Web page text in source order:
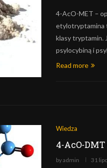
4-AcO-MET –
etylotryptamina
klasy tryptamin.
psylocybiną i
Read more
Wiedza
4-AcO-
byadmin 31